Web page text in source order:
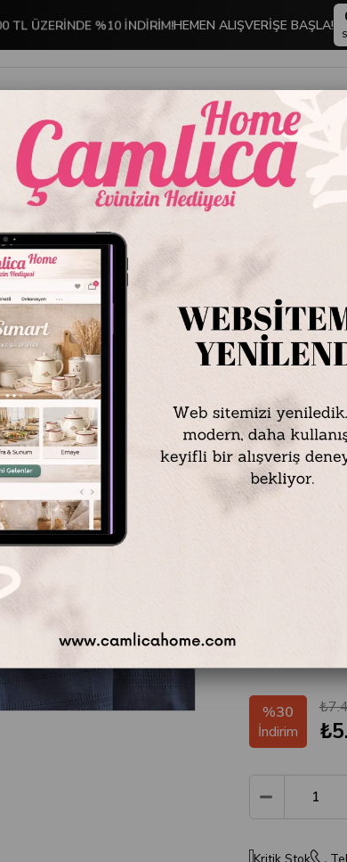
TL ÜZERİNDE %10 İNDİRİM!HEMEN ALIŞVERİŞE BAŞLA!
ÜRÜNLER DEKORASYON TABLO KOLEKSİYONU
İndigo
Blue
Pike
Stok Kodu
Marka İyi
Blue Marine Çift
Blue Marine Çift
%30
İndirim